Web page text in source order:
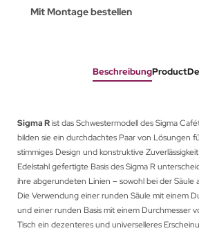
Mit Montage bestellen
Beschreibung
Sigma Rist das Schwestermodell des Sigma
bilden sie ein durchdachtes Paar von Lösungen
stimmiges Design und konstruktive
Edelstahl gefertigte Basis des Sigma R
ihre abgerundeten Linien – sowohl bei der Säule
Die Verwendung einer runden Säule mit einem
und einer runden Basis mit einem Durchmesser
Tisch ein dezenteres und universelleres